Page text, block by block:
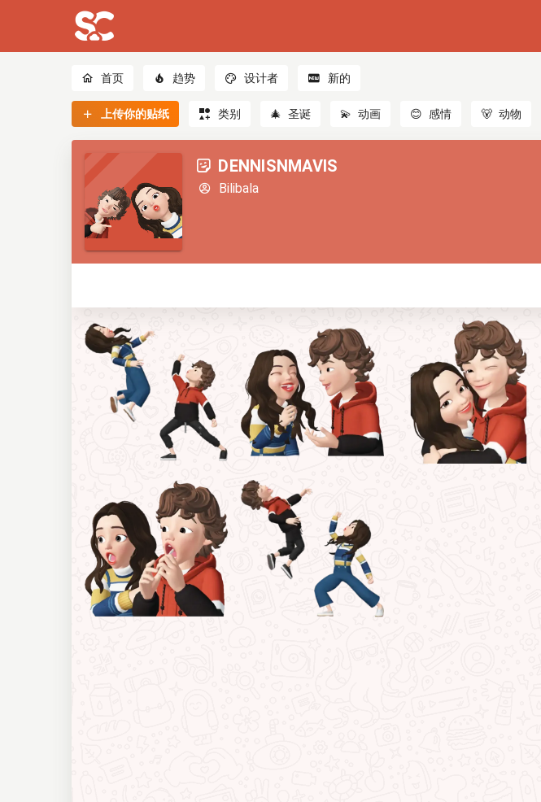
首页 趋势 设计者 新的
上传你的贴纸 类别 🎄 圣诞 💫 动画 😊 感情 🐻 动物
DENNISNMAVIS
Bilibala